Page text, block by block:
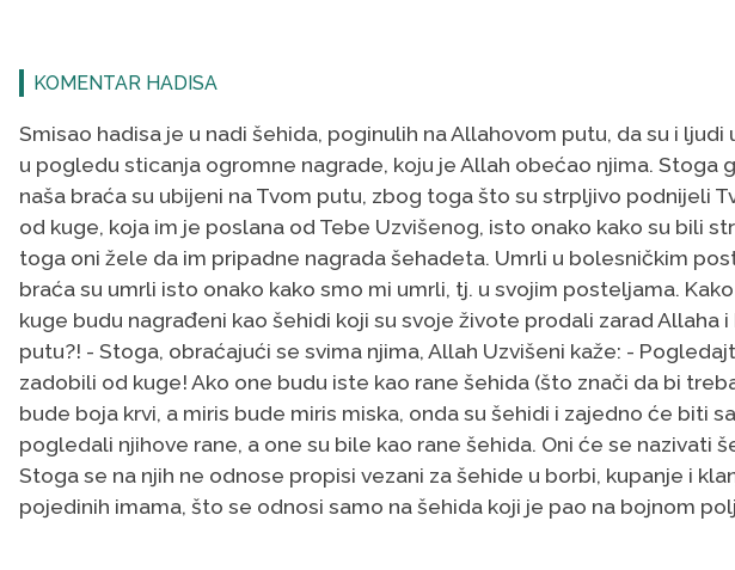
KOMENTAR HADISA
Smisao hadisa je u nadi šehida, poginulih na Allahovom putu, da su i ljudi
u pogledu sticanja ogromne nagrade, koju je Allah obećao njima. Stoga
naša braća su ubijeni na Tvom putu, zbog toga što su strpljivo podnijeli
od kuge, koja im je poslana od Tebe Uzvišenog, isto onako kako su bili
toga oni žele da im pripadne nagrada šehadeta. Umrli u bolesničkim
braća su umrli isto onako kako smo mi umrli, tj. u svojim posteljama.
kuge budu nagrađeni kao šehidi koji su svoje živote prodali zarad Allaha
putu?! - Stoga, obraćajući se svima njima, Allah Uzvišeni kaže: -
zadobili od kuge! Ako one budu iste kao rane šehida (što znači da bi
bude boja krvi, a miris bude miris miska, onda su šehidi i zajedno će biti
pogledali njihove rane, a one su bile kao rane šehida. Oni će se nazivati
Stoga se na njih ne odnose propisi vezani za šehide u borbi, kupanje i
pojedinih imama, što se odnosi samo na šehida koji je pao na bojnom